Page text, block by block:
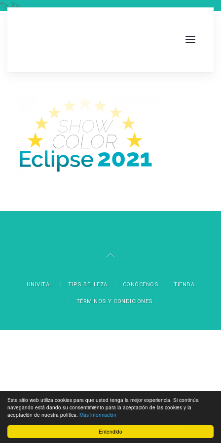
Entendido
Este sitio web utiliza cookies para que usted tenga la mejor experiencia. Si continúa
navegando está dando su consentimiento para la aceptación de las cookies y la
aceptación de nuestra política. Más información
"> ?>
UNIVITAL TIPS BELLEZA CONÓCENOS TIENDA
TÉRMINOS Y CONDICIONES